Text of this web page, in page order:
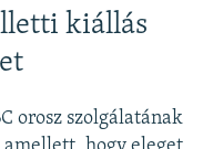
kiállás
orosz szolgálatának